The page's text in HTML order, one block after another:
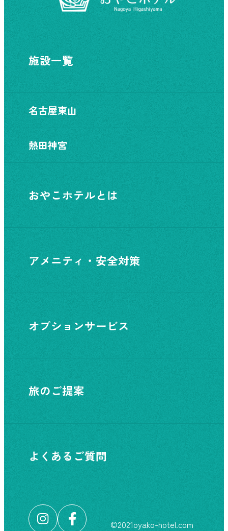
施設一覧
名古屋東山
熱田神宮
おやこホテルとは
アメニティ・安全対策
オプションサービス
旅のご提案
よくあるご質問
©︎2021oyako-hotel.com